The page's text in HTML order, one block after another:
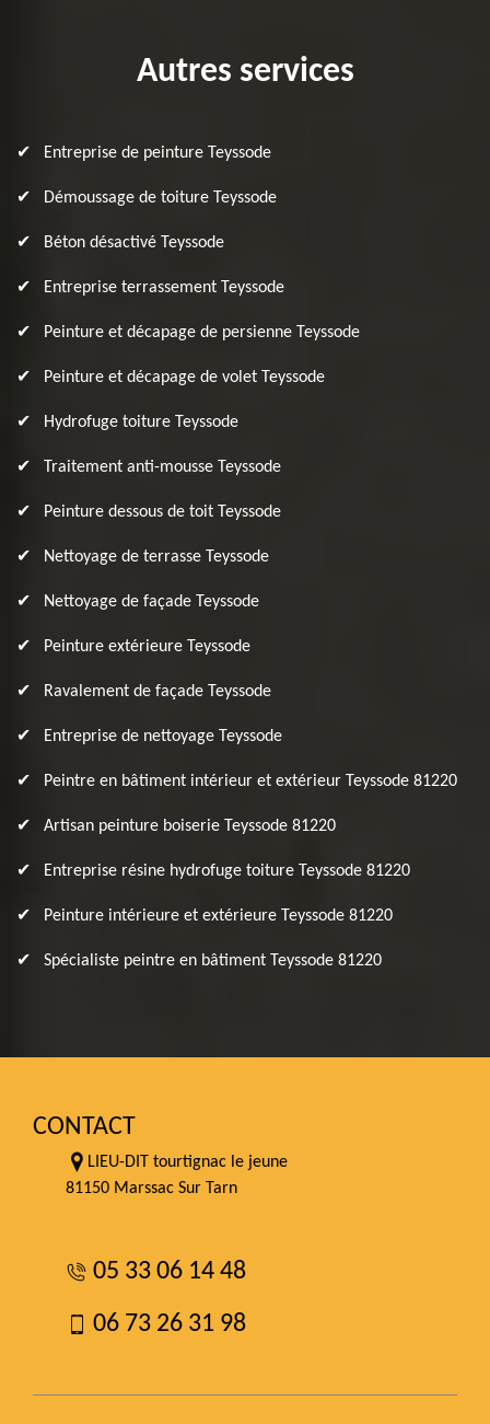
Autres services
Entreprise de peinture Teyssode
Démoussage de toiture Teyssode
Béton désactivé Teyssode
Entreprise terrassement Teyssode
Peinture et décapage de persienne Teyssode
Peinture et décapage de volet Teyssode
Hydrofuge toiture Teyssode
Traitement anti-mousse Teyssode
Peinture dessous de toit Teyssode
Nettoyage de terrasse Teyssode
Nettoyage de façade Teyssode
Peinture extérieure Teyssode
Ravalement de façade Teyssode
Entreprise de nettoyage Teyssode
Peintre en bâtiment intérieur et extérieur Teyssode 81220
Artisan peinture boiserie Teyssode 81220
Entreprise résine hydrofuge toiture Teyssode 81220
Peinture intérieure et extérieure Teyssode 81220
Spécialiste peintre en bâtiment Teyssode 81220
CONTACT
LIEU-DIT tourtignac le jeune
81150 Marssac Sur Tarn
05 33 06 14 48
06 73 26 31 98